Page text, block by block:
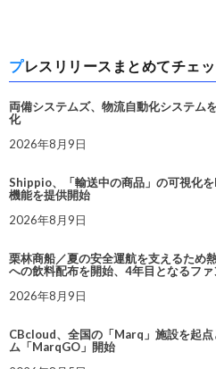
プレスリリースまとめてチェ
両備システムズ、物流自動化システム
化
2026年8月9日
Shippio、「輸送中の商品」の可視化
機能を提供開始
2026年8月9日
栗林商船／夏の安全運航を支えるため
への飲料配布を開始、4年目となるフ
2026年8月9日
CBcloud、全国の「Marq」施設を起
ム「MarqGO」開始